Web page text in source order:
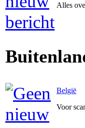
Alles
België
Voor